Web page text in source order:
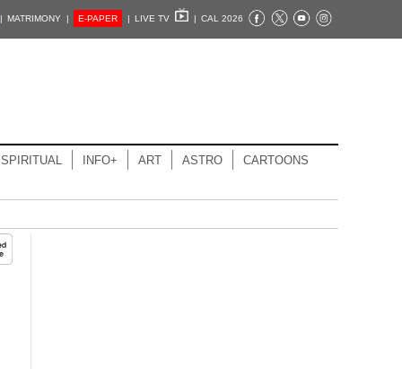
| MATRIMONY | E-PAPER | LIVE TV | CAL 2026
SPIRITUAL INFO+ ART ASTRO CARTOONS